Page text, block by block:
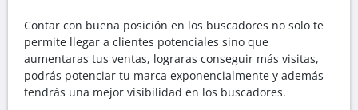
Contar con buena posición en los buscadores no solo te
permite llegar a clientes potenciales sino que
aumentaras tus ventas, lograras conseguir más visitas,
podrás potenciar tu marca exponencialmente y además
tendrás una mejor visibilidad en los buscadores.